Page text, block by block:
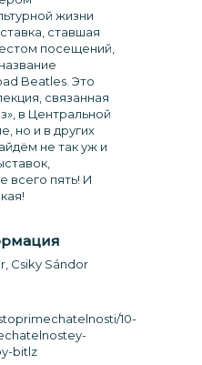
жизни
ставшая
посещений,
Beatles. Это
связанная
в Центральной
но и в других
не так уж и
всего пять! И
Csiky Sándor
10-
bitlz